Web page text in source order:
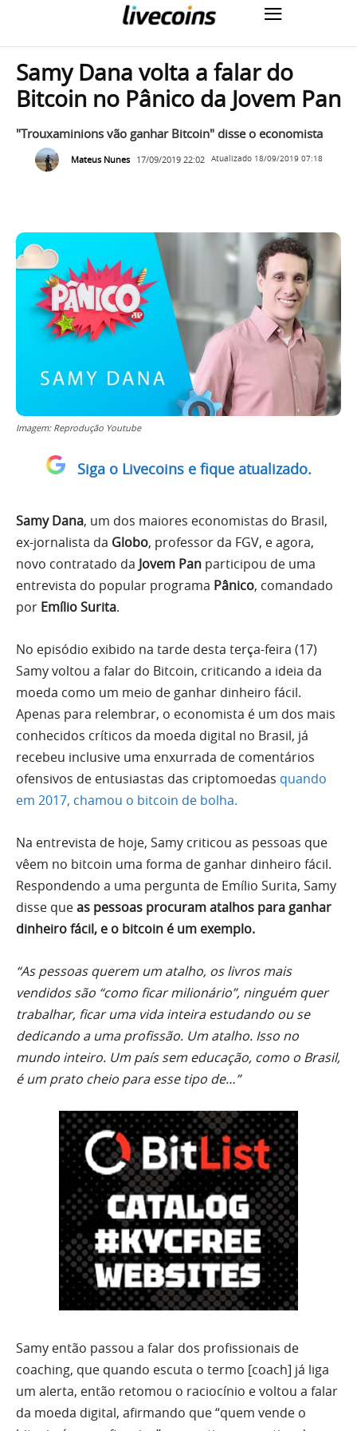
Samy Dana volta a falar do
Bitcoin no Pânico da Jovem Pan
"Trouxaminions vão ganhar Bitcoin" disse o economista
Mateus Nunes 17/09/2019 22:02 Atualizado 18/09/2019 07:18
Imagem: Reprodução Youtube
Siga o Livecoins e fique atualizado.
Samy Dana, um dos maiores economistas do Brasil,
ex-jornalista da Globo, professor da FGV, e agora,
novo contratado da Jovem Pan participou de uma
entrevista do popular programa Pânico, comandado
por Emílio Surita.
No episódio exibido na tarde desta terça-feira (17)
Samy voltou a falar do Bitcoin, criticando a ideia da
moeda como um meio de ganhar dinheiro fácil.
Apenas para relembrar, o economista é um dos mais
conhecidos críticos da moeda digital no Brasil, já
recebeu inclusive uma enxurrada de comentários
ofensivos de entusiastas das criptomoedas quando
em 2017, chamou o bitcoin de bolha.
Na entrevista de hoje, Samy criticou as pessoas que
vêem no bitcoin uma forma de ganhar dinheiro fácil.
Respondendo a uma pergunta de Emílio Surita, Samy
disse queas pessoas procuram atalhos para ganhar
dinheiro fácil, e o bitcoin é um exemplo.
“As pessoas querem um atalho, os livros mais
vendidos são “como ficar milionário”, ninguém quer
trabalhar, ficar uma vida inteira estudando ou se
dedicando a uma profissão. Um atalho. Isso no
mundo inteiro. Um país sem educação, como o Brasil,
é um prato cheio para esse tipo de…”
Samy então passou a falar dos profissionais de
coaching, que quando escuta o termo [coach] já liga
um alerta, então retomou o raciocínio e voltou a falar
da moeda digital, afirmando que “quem vende o